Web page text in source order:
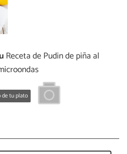
Receta de Pudin de piña al
de tu plato